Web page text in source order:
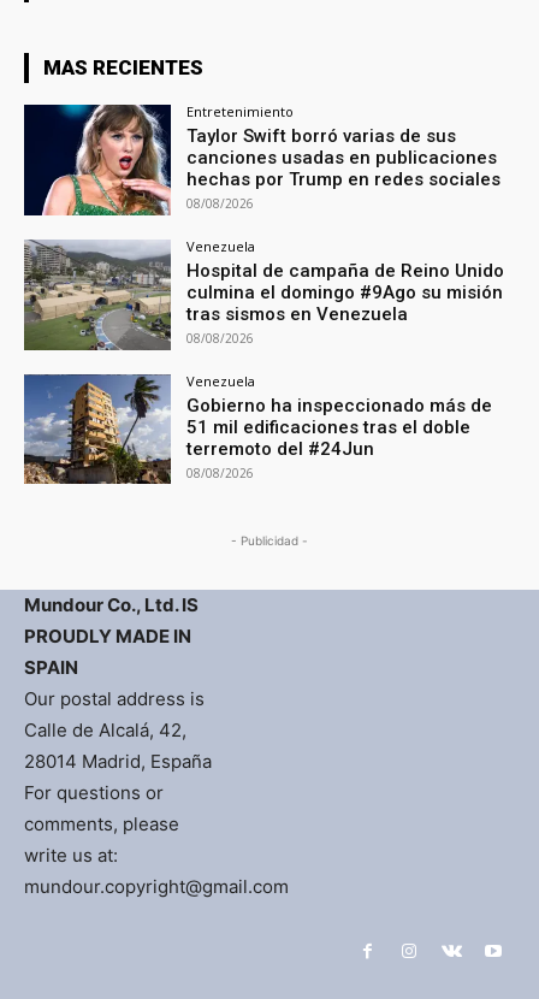
MAS RECIENTES
Entretenimiento
Taylor Swift borró varias de sus
canciones usadas en publicaciones
hechas por Trump en redes sociales
08/08/2026
Venezuela
Hospital de campaña de Reino Unido
culmina el domingo #9Ago su misión
tras sismos en Venezuela
08/08/2026
Venezuela
Gobierno ha inspeccionado más de
51 mil edificaciones tras el doble
terremoto del #24Jun
08/08/2026
- Publicidad -
Mundour Co., Ltd. IS
PROUDLY MADE IN
SPAIN
Our postal address is
Calle de Alcalá, 42,
28014 Madrid, España
For questions or
comments, please
write us at:
mundour.copyright@gmail.com